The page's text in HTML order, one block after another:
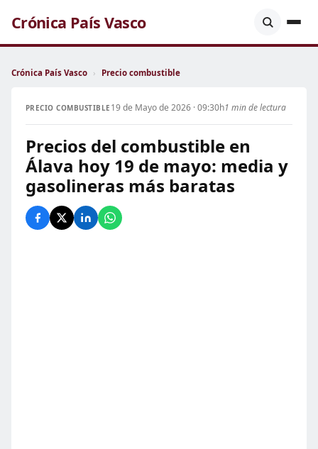
Crónica País Vasco
Crónica País Vasco › Precio combustible
PRECIO COMBUSTIBLE 19 de Mayo de 2026 · 09:30h1 min de lectura
Precios del combustible en
Álava hoy 19 de mayo: media y
gasolineras más baratas